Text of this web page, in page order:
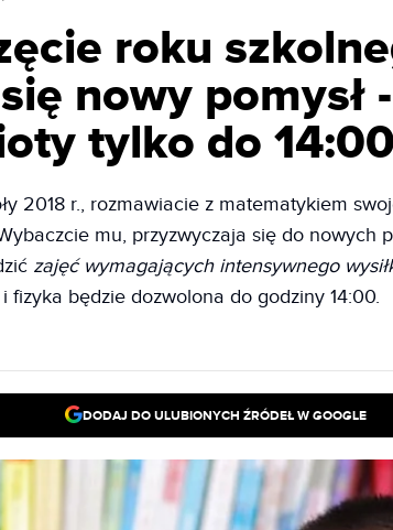
roku
nowy pomysł
tylko do 14:00
2018 r., rozmawiacie z matematykiem
mu, przyzwyczaja się do nowych
zajęć wymagających intensywnego
będzie dozwolona do godziny 14:00.
DODAJ DO ULUBIONYCH ŹRÓDEŁ W GOOGLE